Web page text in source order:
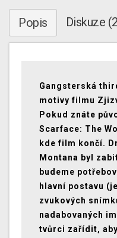
Popis Diskuze
Gangsterská
motivy filmu
Pokud znáte
Scarface: The
kde film končí.
Montana byl
budeme
hlavní postavu
zvukových
nadabovaných
tvůrci zařídit,